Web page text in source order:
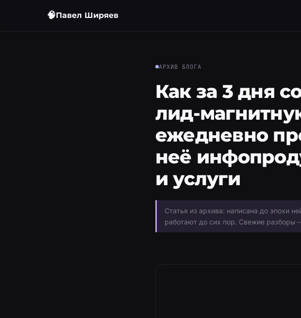
🧠Павел Ширяев
АРХИВ БЛОГА
Как за 3 дня
лид-
ежедневно
неё
и услуги
Статья из архива: написана до эпохи
работают до сих пор. Свежие разборы